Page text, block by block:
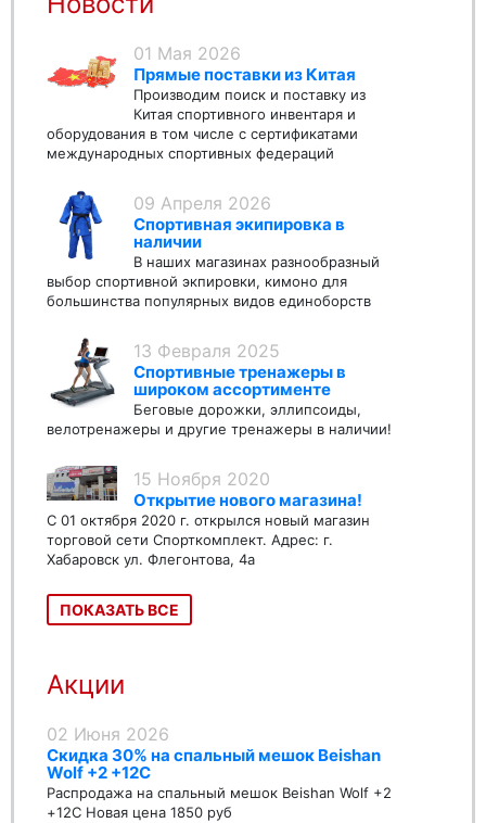
01 Мая 2026
Прямые поставки из Китая
Производим поиск и поставку из
Китая спортивного инвентаря и
оборудования в том числе с сертификатами
международных спортивных федераций
09 Апреля 2026
Спортивная экипировка в
наличии
В наших магазинах разнообразный
выбор спортивной экпировки, кимоно для
большинства популярных видов единоборств
13 Февраля 2025
Спортивные тренажеры в
широком ассортименте
Беговые дорожки, эллипсоиды,
велотренажеры и другие тренажеры в наличии!
15 Ноября 2020
Открытие нового магазина!
С 01 октября 2020 г. открылся новый магазин
торговой сети Спорткомплект. Адрес: г.
Хабаровск ул. Флегонтова, 4а
ПОКАЗАТЬ ВСЕ
Акции
02 Июня 2026
Скидка 30% на спальный мешок Beishan
Wolf +2 +12C
Распродажа на спальный мешок Beishan Wolf +2
+12C Новая цена 1850 руб